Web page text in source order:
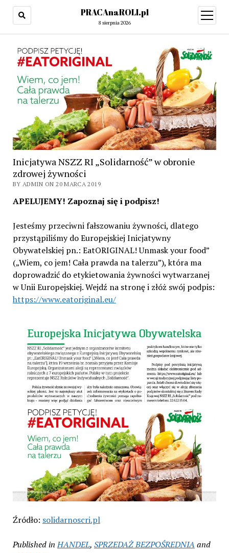
PRACAnaROLI.pl
8 sierpnia 2026
open
menu
Inicjatywa NSZZ RI „Solidarność” w obronie
zdrowej żywności
BY ADMIN ON 20 MARCA 2019
APELUJEMY! Zapoznaj się i podpisz!
Jesteśmy przeciwni fałszowaniu żywności, dlatego
przystąpiliśmy do Europejskiej Inicjatywny
Obywatelskiej pn.: EatORIGINAL! Unmask your food”
(„Wiem, co jem! Cała prawda na talerzu”), która ma
doprowadzić do etykietowania żywności wytwarzanej
w Unii Europejskiej. Wejdź na stronę i złóż swój podpis:
https://www.eatoriginal.eu/
Źródło: solidarnoscri.pl
Published in HANDEL, SPRZEDAŻ BEZPOŚREDNIA and